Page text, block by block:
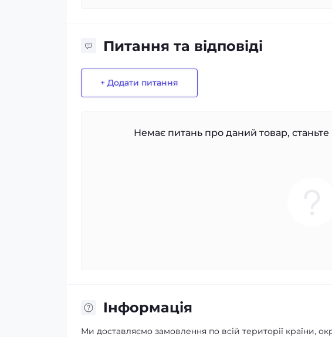
Питання та відповіді
+ Додати питання
Немає питань про даний товар,
Iнформація
Ми доставляємо замовлення по всій території країни,